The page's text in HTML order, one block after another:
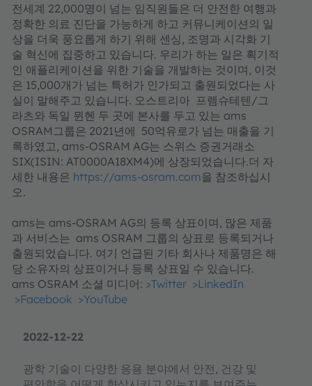
2022-12-22
광학 기술이 다양한 응용 분야에서 안전, 건강 및
전세계 22,000명이 넘는 임직원들은 더 안전한 여행과
정확한 의료 진단을 가능하게 하고 커뮤니케이션의 일
상을 더욱 풍요롭게 하기 위해 센싱, 조명과 시각화 기
술 혁신에 집중하고 있습니다. 우리가 하는 일은 획기적
인 애플리케이션을 위한 기술을 개발하는 것이며, 이것
은 15,000개가 넘는 특허가 인가되고 출원되었다는 사
실이 말해주고 있습니다. 오스트리아 프렘슈테텐/그
라츠와 독일 뮌헨 두 곳에 본사를 두고 있는 ams
OSRAM그룹은 2021년에 50억유로가 넘는 매출을 기
록하였고, ams-OSRAM AG는 스위스 증권거래소
SIX(ISIN: AT0000A18XM4)에 상장되었습니다.더 자
세한 내용은 https://ams-osram.com을 참조하십시
오.
ams는 ams-OSRAM AG의 등록 상표이며, 많은 제품
과 서비스는 ams OSRAM 그룹의 상표로 등록되거나
출원되었습니다. 여기 언급된 기타 회사나 제품명은 해
당 소유자의 상표이거나 등록 상표일 수 있습니다.
ams OSRAM 소셜 미디어: >Twitter >LinkedIn
>Facebook >YouTube